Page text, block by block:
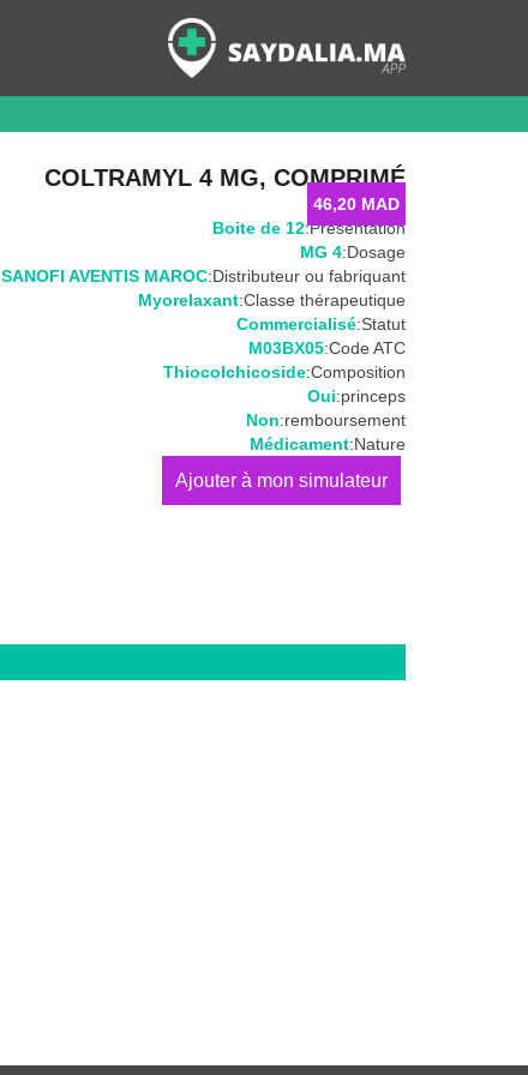
COLTRAMYL 4 MG, COMPRIMÉ
46,20 MAD
Présentation:
Boite de 12
Dosage:
4 MG
Distributeur ou fabriquant:
SANOFI AVENTIS MAROC
Classe thérapeutique:
Myorelaxant
Statut:
Commercialisé
Code ATC:
M03BX05
Composition:
Thiocolchicoside
princeps:
Oui
remboursement:
Non
Nature:
Médicament
كمية